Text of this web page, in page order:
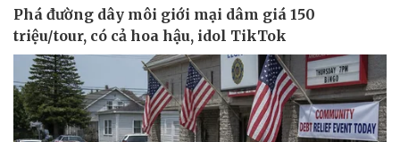
Tư vấn luật
Phân tích